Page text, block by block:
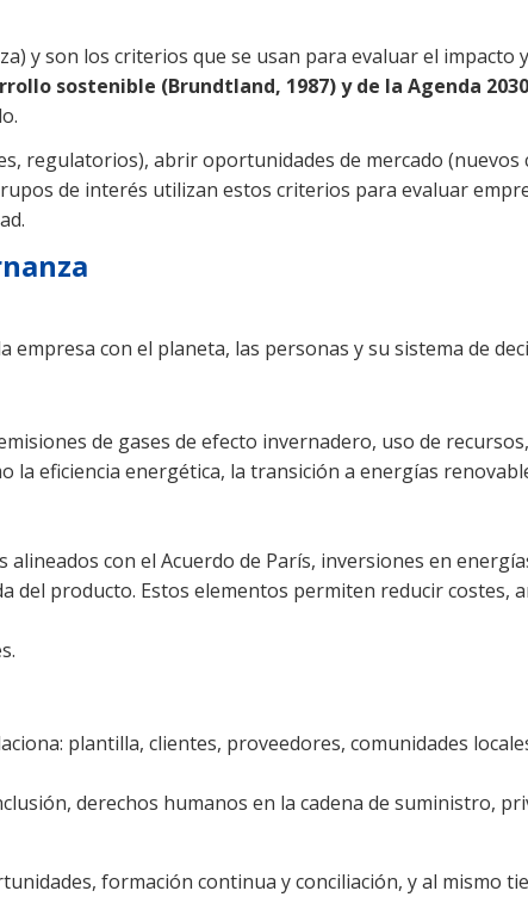
y son los criterios que se usan para evaluar el impacto
sostenible (Brundtland, 1987) y de la Agenda 2030
regulatorios), abrir oportunidades de mercado (nuevos
de interés utilizan estos criterios para evaluar
con el planeta, las personas y su sistema de
de gases de efecto invernadero, uso de
eficiencia energética, la transición a energías
con el Acuerdo de París, inversiones en
del producto. Estos elementos permiten reducir costes,
locales y sociedad en
derechos humanos en la cadena de suministro,
formación continua y conciliación, y al mismo